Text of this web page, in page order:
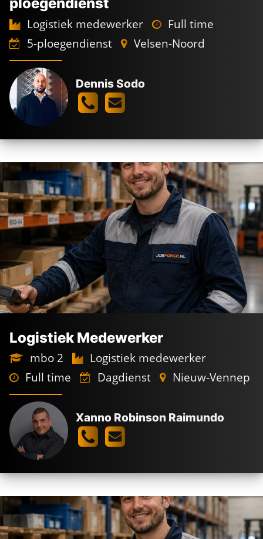
ploegendienst
Logistiek medewerker
Full time
5-ploegendienst
Velsen-Noord
Dennis Sodo
Logistiek Medewerker
mbo 2
Logistiek medewerker
Full time
Dagdienst Nieuw-Vennep
Xanno Robinson Raimundo